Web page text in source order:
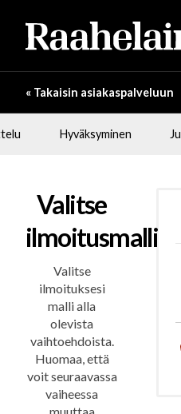
« Takaisin asiakaspalveluun
Hyväksyminen
Valitse
ilmoitusmalli
Valitse
ilmoituksesi
malli alla
olevista
vaihtoehdoista.
Huomaa, että
voit seuraavassa
vaiheessa